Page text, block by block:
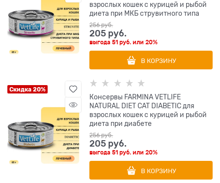
взрослых кошек с курицей и рыбой
диета при МКБ струвитного типа
256 руб.
205 руб.
выгода51 руб. или20%
В КОРЗИНУ
Скидка 20%
Консервы FARMINA VETLIFE
NATURAL DIET CAT DIABETIC для
взрослых кошек с курицей и рыбой
диета при диабете
256 руб.
205 руб.
выгода51 руб. или20%
В КОРЗИНУ